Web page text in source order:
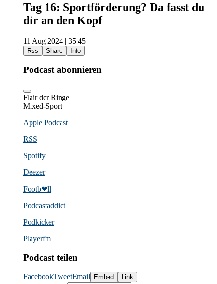
Tag 16: Sportförderung? Da fasst du
dir an den Kopf
11 Aug 2024 | 35:45
Rss Share Info
Podcast abonnieren
Flair der Ringe
Mixed-Sport
Apple Podcast
RSS
Spotify
Deezer
Footb❤ll
Podcast­addict
Podkicker
Playerfm
Podcast teilen
FacebookTweetEmail Embed Link